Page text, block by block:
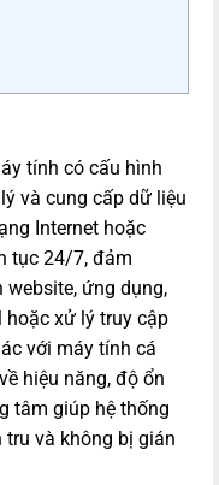
tính có cấu hình
và cung cấp dữ liệu
Internet hoặc
tục 24/7, đảm
ứng dụng,
hoặc xử lý truy cập
với máy tính cá
hiệu năng, độ ổn
tâm giúp hệ thống
và không bị gián